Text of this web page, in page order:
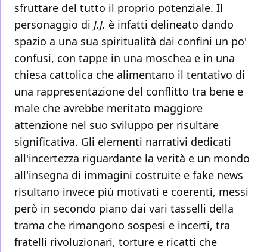
sfruttare del tutto il proprio potenziale. Il
personaggio di J.J. è infatti delineato dando
spazio a una sua spiritualità dai confini un po'
confusi, con tappe in una moschea e in una
chiesa cattolica che alimentano il tentativo di
una rappresentazione del conflitto tra bene e
male che avrebbe meritato maggiore
attenzione nel suo sviluppo per risultare
significativa. Gli elementi narrativi dedicati
all'incertezza riguardante la verità e un mondo
all'insegna di immagini costruite e fake news
risultano invece più motivati e coerenti, messi
però in secondo piano dai vari tasselli della
trama che rimangono sospesi e incerti, tra
fratelli rivoluzionari, torture e ricatti che